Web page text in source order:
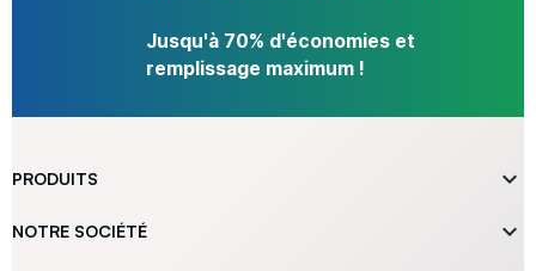
Jusqu'à 70% d'économies et
remplissage maximum !
PRODUITS 
NOTRE SOCIÉTÉ
